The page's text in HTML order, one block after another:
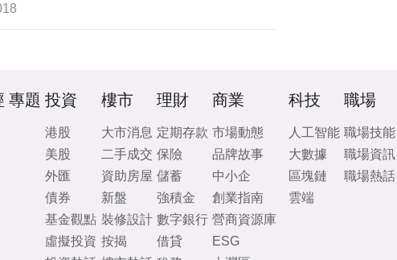
專題 投資
港股
美股
外匯
債券
基金觀點
虛擬投資
樓市
大市消息
二手成交
資助房屋
新盤
裝修設計
按揭
理財
定期存款
保險
儲蓄
強積金
數字銀行
借貸
商業
市場動態
品牌故事
中小企
創業指南
營商資源庫
ESG
科技
人工智能
大數據
區塊鏈
雲端
職場
職場技能
職場資訊
職場熱話